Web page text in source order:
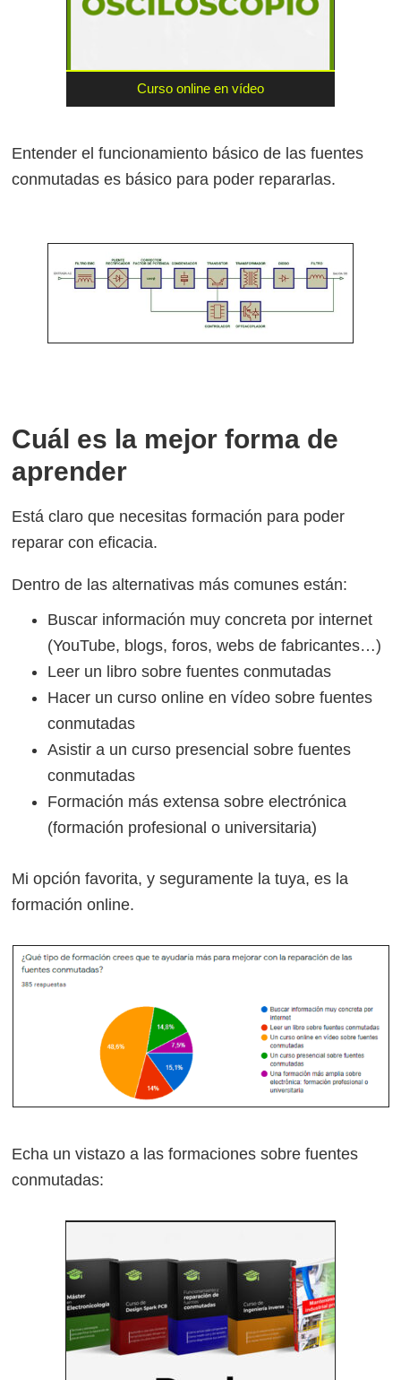
Curso online en vídeo
Entender el funcionamiento básico de las fuentes
conmutadas es básico para poder repararlas.
Cuál es la mejor forma de
aprender
Está claro que necesitas formación para poder
reparar con eficacia.
Dentro de las alternativas más comunes están:
Buscar información muy concreta por internet
(YouTube, blogs, foros, webs de fabricantes…)
Leer un libro sobre fuentes conmutadas
Hacer un curso online en vídeo sobre fuentes
conmutadas
Asistir a un curso presencial sobre fuentes
conmutadas
Formación más extensa sobre electrónica
(formación profesional o universitaria)
Mi opción favorita, y seguramente la tuya, es la
formación online.
Echa un vistazo a las formaciones sobre fuentes
conmutadas: